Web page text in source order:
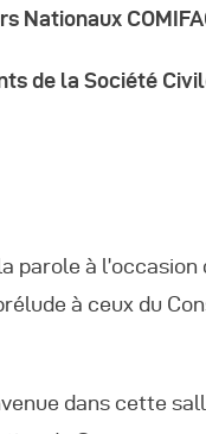
Nationaux
de la Société
parole à
à ceux du
dans cette